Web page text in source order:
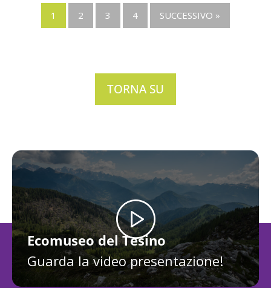
1 2 3 4 SUCCESSIVO »
TORNA SU
Ecomuseo del Tesino
Guarda la video presentazione!